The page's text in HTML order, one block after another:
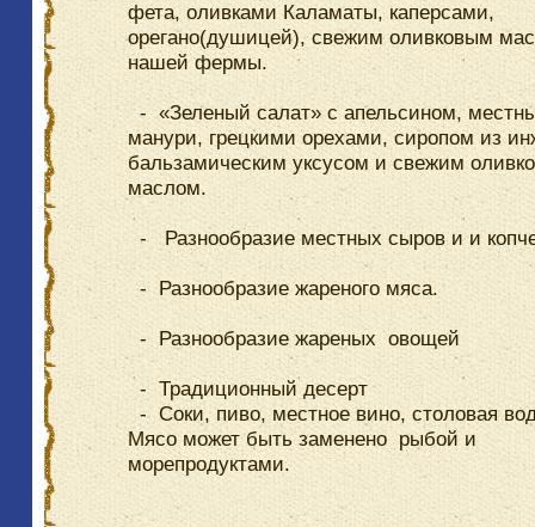
фета, оливками Каламаты, каперсами,
орегано(душицей), свежим оливковым
нашей фермы.
- «Зеленый салат» с апельсином,
манури, грецкими орехами, сиропом из
бальзамическим уксусом и свежим
маслом.
- Разнообразие местных сыров и и
- Разнообразие жареного мяса.
- Разнообразие жареных овощей
- Традиционный десерт
- Соки, пиво, местное вино, столовая
Мясо может быть заменено рыбой и
морепродуктами.